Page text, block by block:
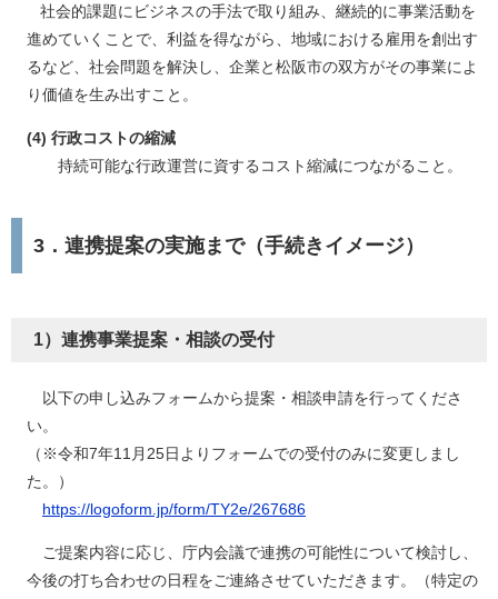
社会的課題にビジネスの手法で取り組み、継続的に事業活動を
進めていくことで、利益を得ながら、地域における雇用を創出す
るなど、社会問題を解決し、企業と松阪市の双方がその事業によ
り価値を生み出すこと。
(4) 行政コストの縮減
持続可能な行政運営に資するコスト縮減につながること。
3．連携提案の実施まで（手続きイメージ）
1）連携事業提案・相談の受付
以下の申し込みフォームから提案・相談申請を行ってくださ
い。
（※令和7年11月25日よりフォームでの受付のみに変更しまし
た。）
https://logoform.jp/form/TY2e/267686
ご提案内容に応じ、庁内会議で連携の可能性について検討し、
今後の打ち合わせの日程をご連絡させていただきます。（特定の